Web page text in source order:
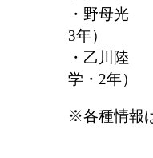
・野母光
3年）
・乙川陸
学・2年）
※各種情報